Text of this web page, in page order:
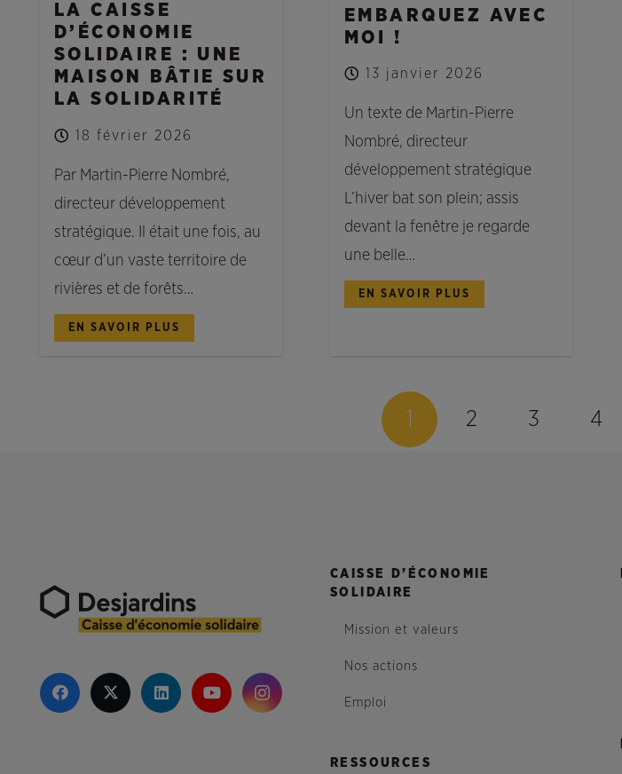
LA CAISSE
D’ÉCONOMIE
SOLIDAIRE : UNE
MAISON BÂTIE SUR
LA SOLIDARITÉ
18 février 2026
Par Martin-Pierre Nombré,
directeur développement
stratégique. Il était une fois, au
cœur d’un vaste territoire de
rivières et de forêts…
EN SAVOIR PLUS
EMBARQUEZ AVEC
MOI !
13 janvier 2026
Un texte de Martin-Pierre
Nombré, directeur
développement stratégique
L’hiver bat son plein; assis
devant la fenêtre je regarde
une belle…
EN SAVOIR PLUS
1 2 3 4
CAISSE D’ÉCONOMIE
SOLIDAIRE
Mission et valeurs
Nos actions
Emploi
RESSOURCES